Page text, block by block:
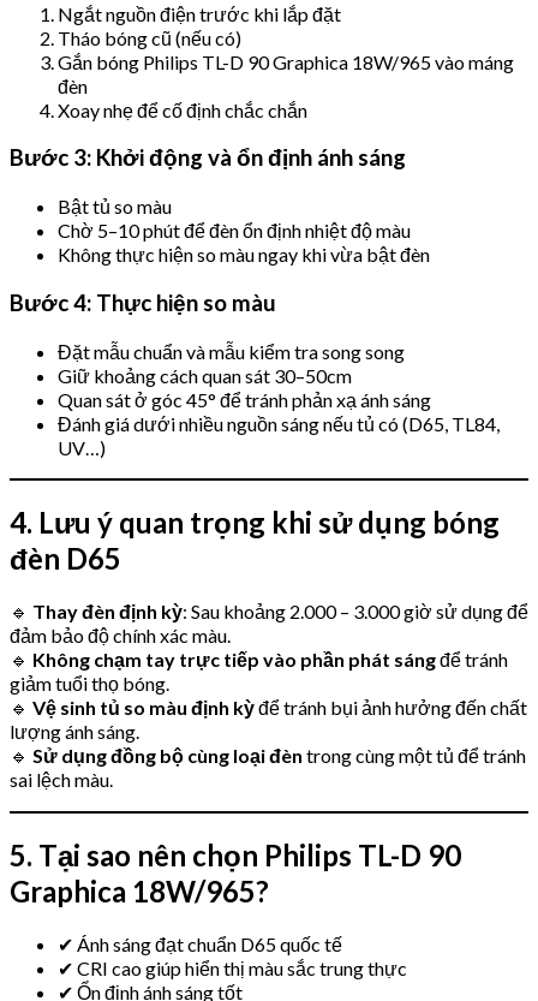
Ngắt nguồn điện trước khi lắp đặt
Tháo bóng cũ (nếu có)
Gắn bóng Philips TL-D 90 Graphica 18W/965 vào máng
đèn
Xoay nhẹ để cố định chắc chắn
Bước 3: Khởi động và ổn định ánh sáng
Bật tủ so màu
Chờ 5–10 phút để đèn ổn định nhiệt độ màu
Không thực hiện so màu ngay khi vừa bật đèn
Bước 4: Thực hiện so màu
Đặt mẫu chuẩn và mẫu kiểm tra song song
Giữ khoảng cách quan sát 30–50cm
Quan sát ở góc 45° để tránh phản xạ ánh sáng
Đánh giá dưới nhiều nguồn sáng nếu tủ có (D65, TL84,
UV…)
4. Lưu ý quan trọng khi sử dụng bóng
đèn D65
🔹 Thay đèn định kỳ: Sau khoảng 2.000 – 3.000 giờ sử dụng để
đảm bảo độ chính xác màu.
🔹 Không chạm tay trực tiếp vào phần phát sángđể tránh
giảm tuổi thọ bóng.
🔹 Vệ sinh tủ so màu định kỳđể tránh bụi ảnh hưởng đến chất
lượng ánh sáng.
🔹 Sử dụng đồng bộ cùng loại đèn trong cùng một tủ để tránh
sai lệch màu.
5. Tại sao nên chọn Philips TL-D 90
Graphica 18W/965?
✔ Ánh sáng đạt chuẩn D65 quốc tế
✔ CRI cao giúp hiển thị màu sắc trung thực
✔ Ổn định ánh sáng tốt